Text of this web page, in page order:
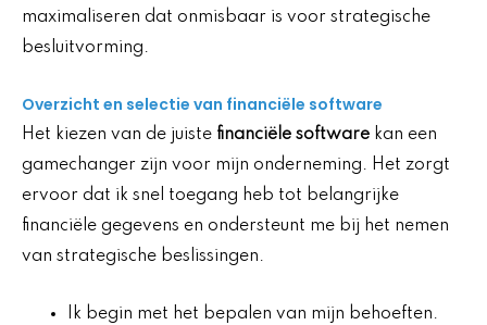
maximaliseren dat onmisbaar is voor strategische
besluitvorming.
Overzicht en selectie van financiële software
Het kiezen van de juiste financiële software kan een
gamechanger zijn voor mijn onderneming. Het zorgt
ervoor dat ik snel toegang heb tot belangrijke
financiële gegevens en ondersteunt me bij het nemen
van strategische beslissingen.
Ik begin met het bepalen van mijn behoeften.